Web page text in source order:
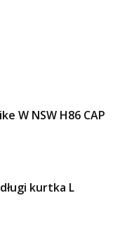
W NSW H86 CAP
kurtka L